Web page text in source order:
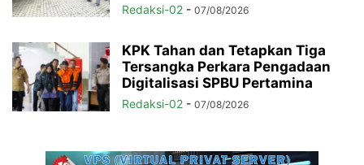
Redaksi-02 - 07/08/2026
KPK Tahan dan Tetapkan Tiga
Tersangka Perkara Pengadaan
Digitalisasi SPBU Pertamina
Redaksi-02 - 07/08/2026